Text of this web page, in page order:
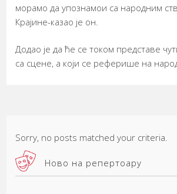
морамо да упознамои са народним
Крајине-казао је он.
Додао је да ће се током представе
са сцене, а који се реферише на
Sorry, no posts matched your criteria.
Ново на репертоару